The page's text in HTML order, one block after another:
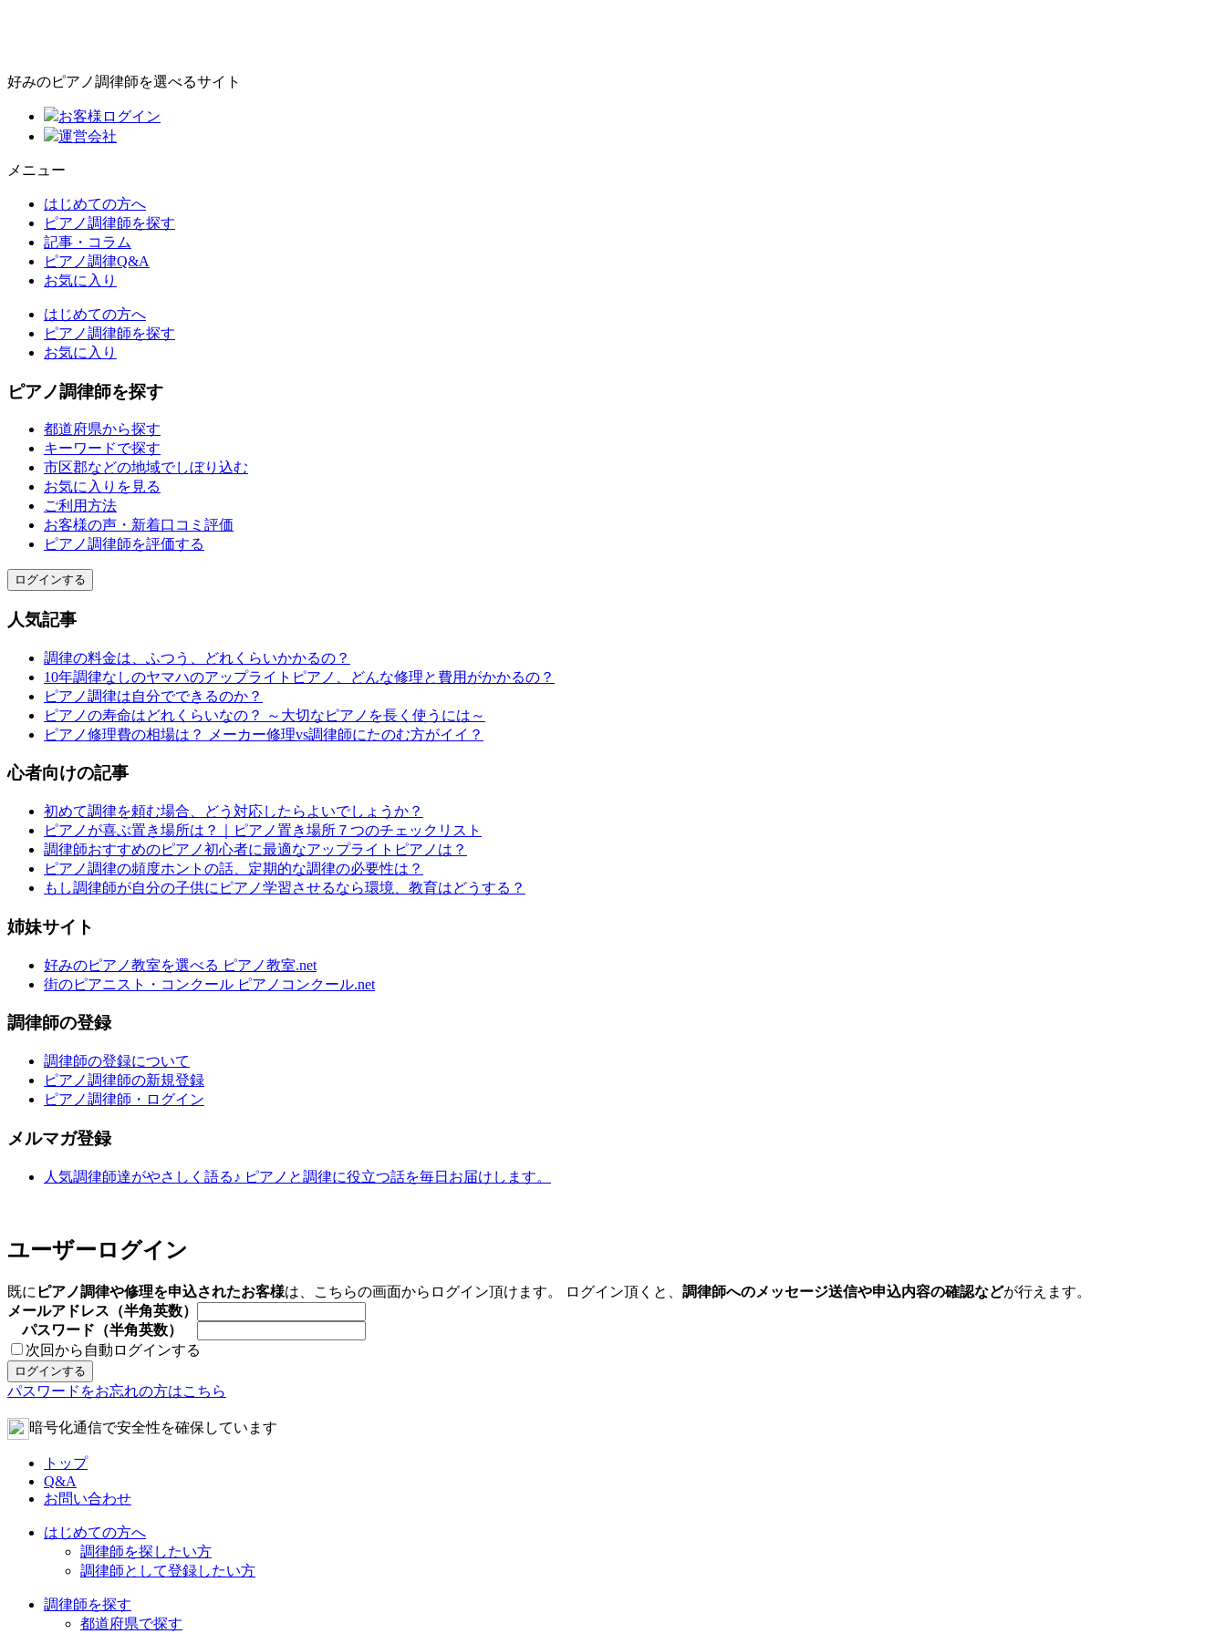
好みのピアノ調律師を選べるサイト
お客様ログイン
運営会社
メニュー
はじめての方へ
ピアノ調律師を探す
記事・コラム
ピアノ調律Q&A
お気に入り
はじめての方へ
ピアノ調律師を探す
お気に入り
ピアノ調律師を探す
都道府県から探す
キーワードで探す
市区郡などの地域でしぼり込む
お気に入りを見る
ご利用方法
お客様の声・新着口コミ評価
ピアノ調律師を評価する
ログインする
人気記事
調律の料金は、ふつう、どれくらいかかるの？
10年調律なしのヤマハのアップライトピアノ、どんな修理と費用がかかるの？
ピアノ調律は自分でできるのか？
ピアノの寿命はどれくらいなの？ ～大切なピアノを長く使うには～
ピアノ修理費の相場は？ メーカー修理vs調律師にたのむ方がイイ？
心者向けの記事
初めて調律を頼む場合、どう対応したらよいでしょうか？
ピアノが喜ぶ置き場所は？｜ピアノ置き場所７つのチェックリスト
調律師おすすめのピアノ初心者に最適なアップライトピアノは？
ピアノ調律の頻度ホントの話、定期的な調律の必要性は？
もし調律師が自分の子供にピアノ学習させるなら環境、教育はどうする？
姉妹サイト
好みのピアノ教室を選べる ピアノ教室.net
街のピアニスト・コンクール ピアノコンクール.net
調律師の登録
調律師の登録について
ピアノ調律師の新規登録
ピアノ調律師・ログイン
メルマガ登録
人気調律師達がやさしく語る♪ ピアノと調律に役立つ話を毎日お届けします。
ユーザーログイン
既に ピアノ調律や修理を申込されたお客様は、こちらの画面からログイン頂けます。 ログイン頂くと、 調律師へのメッセージ送信や申込内容の確認などが行えます。
メールアドレス（半角英数）
パスワード（半角英数）
次回から自動ログインする
パスワードをお忘れの方はこちら
暗号化通信で安全性を確保しています
トップ
Q&A
お問い合わせ
はじめての方へ
調律師を探したい方
調律師として登録したい方
調律師を探す
都道府県で探す